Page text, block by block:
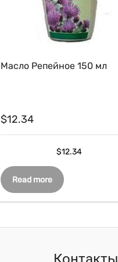
Read more
Масло Репейное 150 мл
$12.34
$12.34